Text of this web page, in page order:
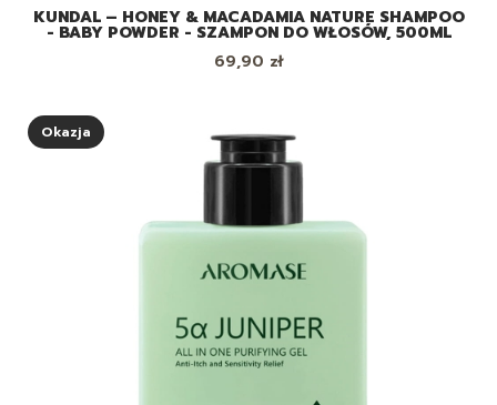
KUNDAL – HONEY & MACADAMIA NATURE SHAMPOO
- BABY POWDER - SZAMPON DO WŁOSÓW, 500ML
Cena
69,90 zł
Okazja